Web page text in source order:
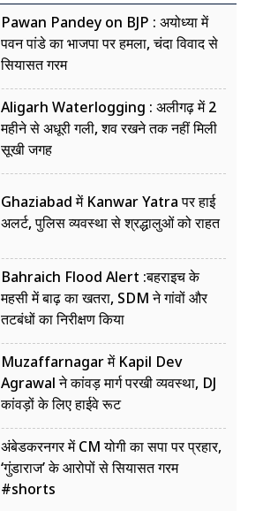
Pawan Pandey on BJP : अयोध्या में
पवन पांडे का भाजपा पर हमला, चंदा विवाद से
सियासत गरम
Aligarh Waterlogging : अलीगढ़ में 2
महीने से अधूरी गली, शव रखने तक नहीं मिली
सूखी जगह
Ghaziabad में Kanwar Yatra पर हाई
अलर्ट, पुलिस व्यवस्था से श्रद्धालुओं को राहत
Bahraich Flood Alert :बहराइच के
महसी में बाढ़ का खतरा, SDM ने गांवों और
तटबंधों का निरीक्षण किया
Muzaffarnagar में Kapil Dev
Agrawal ने कांवड़ मार्ग परखी व्यवस्था, DJ
कांवड़ों के लिए हाईवे रूट
अंबेडकरनगर में CM योगी का सपा पर प्रहार,
‘गुंडाराज’ के आरोपों से सियासत गरम
#shorts